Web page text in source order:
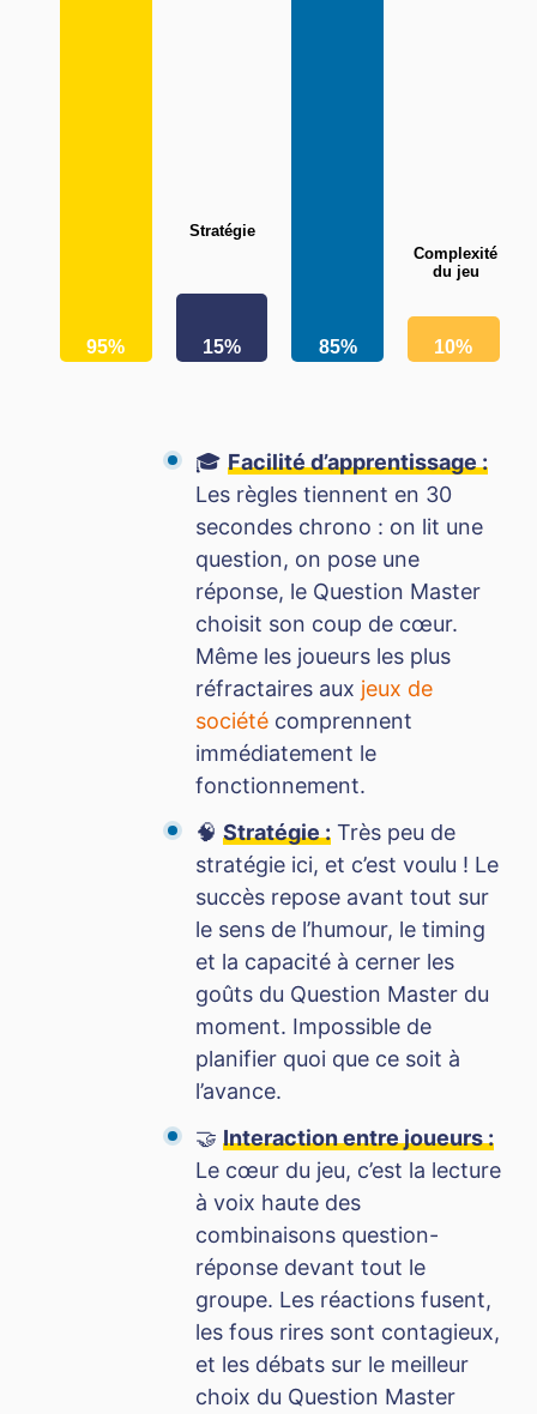
95% 15%
Stratégie
85% 10%
Complexité
du jeu
🎓 Facilité d’apprentissage :
Les règles tiennent en 30
secondes chrono : on lit une
question, on pose une
réponse, le Question Master
choisit son coup de cœur.
Même les joueurs les plus
réfractaires aux jeux de
société comprennent
immédiatement le
fonctionnement.
🧠 Stratégie : Très peu de
stratégie ici, et c’est voulu ! Le
succès repose avant tout sur
le sens de l’humour, le timing
et la capacité à cerner les
goûts du Question Master du
moment. Impossible de
planifier quoi que ce soit à
l’avance.
🤝 Interaction entre joueurs :
Le cœur du jeu, c’est la lecture
à voix haute des
combinaisons question-
réponse devant tout le
groupe. Les réactions fusent,
les fous rires sont contagieux,
et les débats sur le meilleur
choix du Question Master